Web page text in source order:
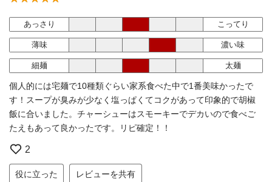
あっさり こってり
薄味 濃い味
細麺 太麺
個人的には宅麺で10種類ぐらい家系食べた中で1番美味かったで
す！スープが臭みが少なく塩っぱくてコクがあって印象的で胡椒
飯に合いました。チャーシューはスモーキーでデカいので食べご
たえもあって良かったです。リピ確定！！
2
役に立った レビューを共有